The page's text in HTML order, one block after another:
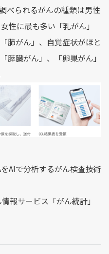
べられるがんの種類は男性
性に最も多い「乳がん」
肺がん」、自覚症状がほと
膵臓がん」、「卵巣がん」
AIで分析するがん検査技術
報サービス「がん統計」